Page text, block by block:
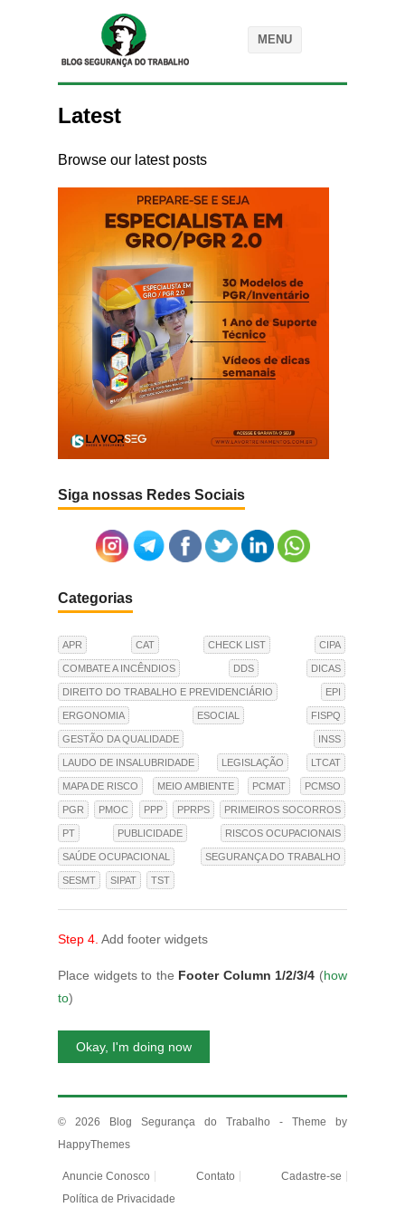
MENU
Latest
Browse our latest posts
Siga nossas Redes Sociais
Categorias
APR CAT CHECK LIST CIPA
COMBATE A INCÊNDIOS DDS DICAS
DIREITO DO TRABALHO E PREVIDENCIÁRIO EPI
ERGONOMIA ESOCIAL FISPQ
GESTÃO DA QUALIDADE INSS
LAUDO DE INSALUBRIDADE LEGISLAÇÃO LTCAT
MAPA DE RISCO MEIO AMBIENTE PCMAT PCMSO
PGR PMOC PPP PPRPS PRIMEIROS SOCORROS
PT PUBLICIDADE RISCOS OCUPACIONAIS
SAÚDE OCUPACIONAL SEGURANÇA DO TRABALHO
SESMT SIPAT TST
Step 4. Add footer widgets
Place widgets to the Footer Column 1/2/3/4 (how
to)
Okay, I'm doing now
© 2026 Blog Segurança do Trabalho - Theme by
HappyThemes
Anuncie Conosco Contato
Cadastre-se
Política de Privacidade